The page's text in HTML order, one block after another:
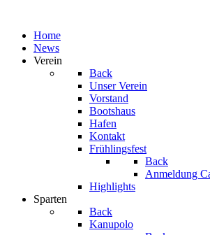
Home
News
Verein
Back
Unser Verein
Vorstand
Bootshaus
Hafen
Kontakt
Frühlingsfest
Back
Anmeldung
Highlights
Sparten
Back
Kanupolo